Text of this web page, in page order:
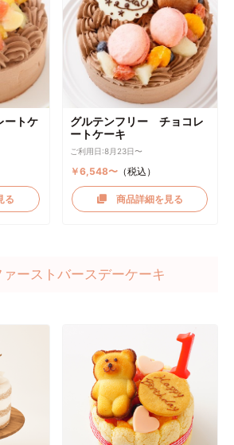
ートケ
る
グルテンフリー チョコレ
ートケーキ
ご利用日:8月23日〜
￥6,548〜 （税込）
商品詳細を見る
ーストバースデーケーキ